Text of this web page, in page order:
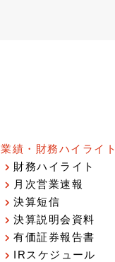
業績・財務ハイライト
財務ハイライト
月次営業速報
決算短信
決算説明会資料
有価証券報告書
IRスケジュール